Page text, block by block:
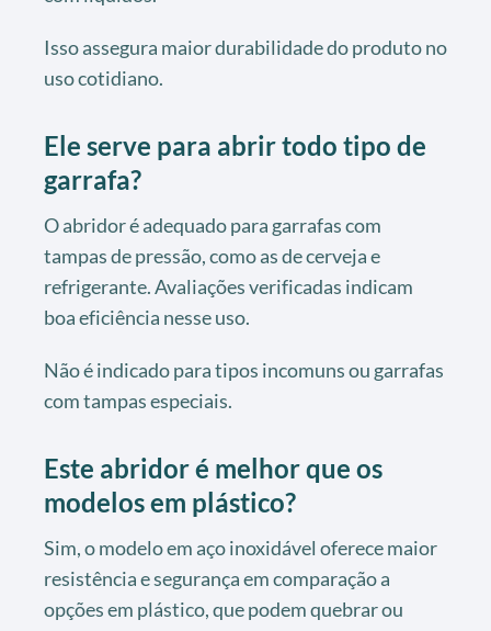
Isso assegura maior durabilidade do produto no
uso cotidiano.
Ele serve para abrir todo tipo de
garrafa?
O abridor é adequado para garrafas com
tampas de pressão, como as de cerveja e
refrigerante. Avaliações verificadas indicam
boa eficiência nesse uso.
Não é indicado para tipos incomuns ou garrafas
com tampas especiais.
Este abridor é melhor que os
modelos em plástico?
Sim, o modelo em aço inoxidável oferece maior
resistência e segurança em comparação a
opções em plástico, que podem quebrar ou